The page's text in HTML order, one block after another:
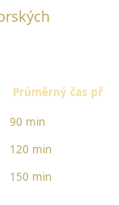
Průměrný čas
90 min
120 min
150 min